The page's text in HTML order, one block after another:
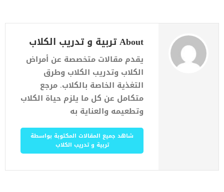
About تربية و تدريب الكلاب
يقدم مقالات متخصصة عن أمراض
الكلاب وتدريب الكلاب وطرق
التغذية الخاصة بالكلاب. مرجع
متكامل عن كل ما يلزم حياة الكلاب
وتطعيمه والعناية به
شاهد جميع المقالات المكتوبة بواسطة
تربية و تدريب الكلاب